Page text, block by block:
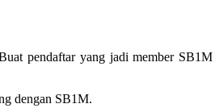
pendaftar yang jadi member
dengan SB1M.